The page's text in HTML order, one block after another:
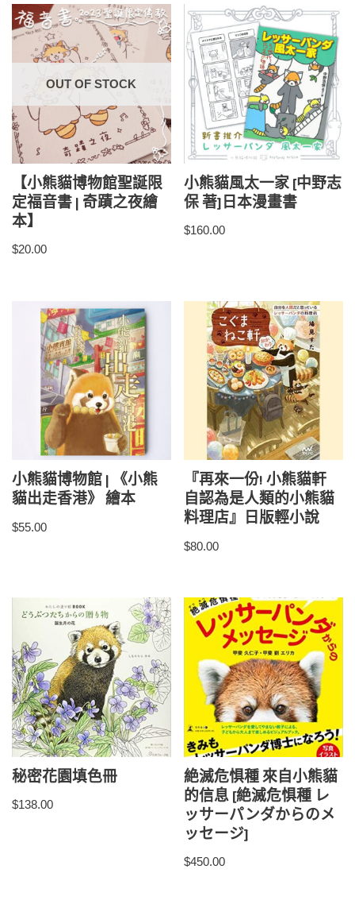
OUT OF STOCK
【小熊貓博物館聖誕限
定福音書 | 奇蹟之夜繪
本】
$20.00
小熊貓風太一家 [中野志
保 著]日本漫畫書
$160.00
小熊貓博物館 | 《小熊
貓出走香港》 繪本
$55.00
『再來一份! 小熊貓軒
自認為是人類的小熊貓
料理店』日版輕小說
$80.00
秘密花園填色冊
$138.00
絶滅危惧種 來自小熊貓
的信息 [絶滅危惧種 レ
ッサーパンダからのメ
ッセージ]
$450.00